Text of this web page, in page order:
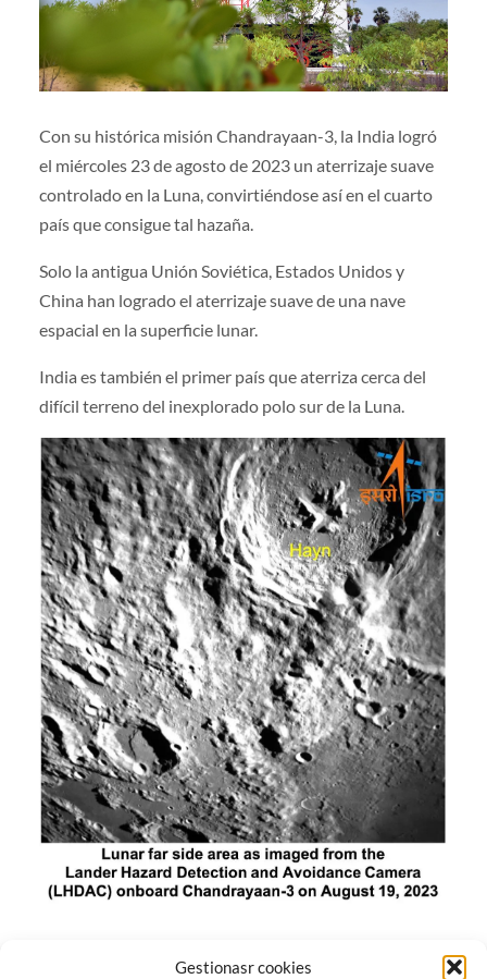
Gestionasr cookies
Con su histórica misión Chandrayaan-3, la India logró
el miércoles 23 de agosto de 2023 un aterrizaje suave
controlado en la Luna, convirtiéndose así en el cuarto
país que consigue tal hazaña.
Solo la antigua Unión Soviética, Estados Unidos y
China han logrado el aterrizaje suave de una nave
espacial en la superficie lunar.
India es también el primer país que aterriza cerca del
difícil terreno del inexplorado polo sur de la Luna.